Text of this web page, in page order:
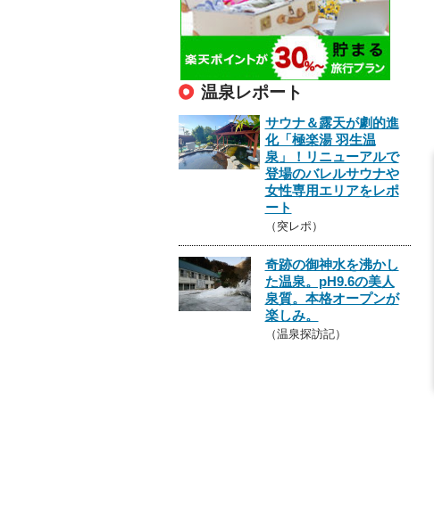
温泉レポート
サウナ＆露天が劇的進
化「極楽湯 羽生温
泉」！リニューアルで
登場のバレルサウナや
女性専用エリアをレポ
ート
（突レポ）
奇跡の御神水を沸かし
た温泉。pH9.6の美人
泉質。本格オープンが
楽しみ。
（温泉探訪記）